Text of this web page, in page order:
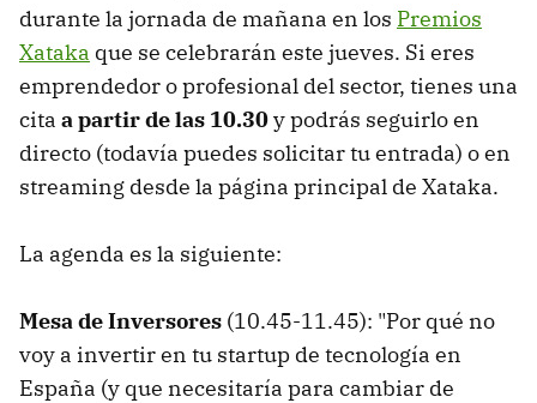
durante la jornada de mañana en los Premios
Xataka que se celebrarán este jueves. Si eres
emprendedor o profesional del sector, tienes una
cita a partir de las 10.30y podrás seguirlo en
directo (todavía puedes solicitar tu entrada) o en
streaming desde la página principal de Xataka.
La agenda es la siguiente:
Mesa de Inversores (10.45-11.45): "Por qué no
voy a invertir en tu startup de tecnología en
España (y que necesitaría para cambiar de